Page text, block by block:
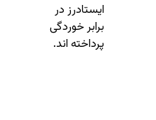
ایستادرز در
برابر خوردگی
پرداخته اند.